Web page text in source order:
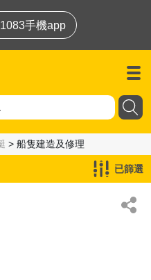
手機app
> 船隻建造及修理
已篩選